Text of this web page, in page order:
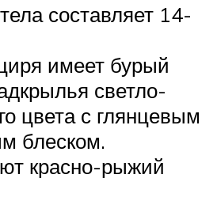
составляет 14-
имеет бурый
светло-
цвета с глянцевым
блеском.
красно-рыжий